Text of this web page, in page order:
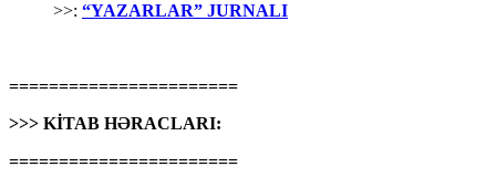
>>: “YAZARLAR” JURNALI
=======================
>>> KİTAB HƏRACLARI:
=======================